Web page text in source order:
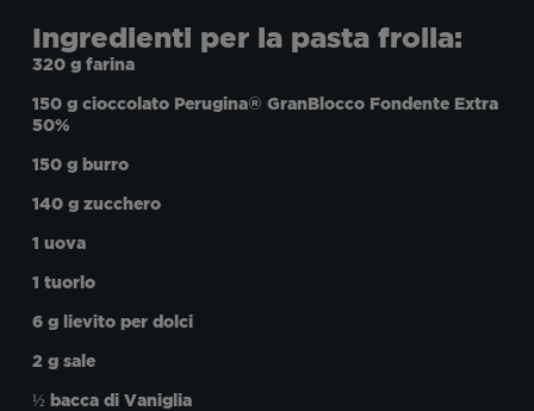
Ingredienti per la pasta frolla:
320 g farina
150 g cioccolato Perugina® GranBlocco Fondente Extra
50%
150 g burro
140 g zucchero
1 uova
1 tuorlo
6 g lievito per dolci
2 g sale
½ bacca di Vaniglia